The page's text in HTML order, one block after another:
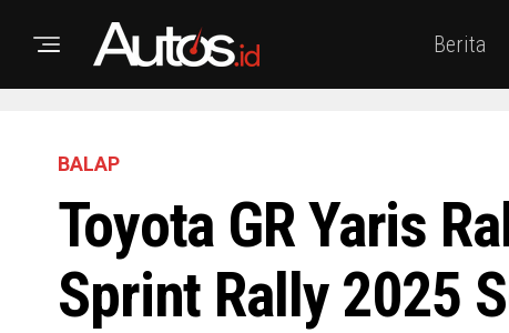
Berita
BALAP
Toyota GR Yaris
Sprint Rally 2025